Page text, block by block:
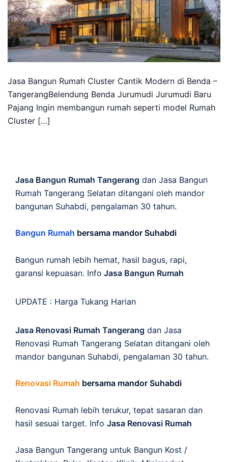
Jasa Bangun Rumah Cluster Cantik Modern di Benda –
TangerangBelendung Benda Jurumudi Jurumudi Baru
Pajang Ingin membangun rumah seperti model Rumah
Cluster […]
Jasa Bangun Rumah Tangerang dan Jasa Bangun
Rumah Tangerang Selatan ditangani oleh mandor
bangunan Suhabdi, pengalaman 30 tahun.
Bangun Rumah bersama mandor Suhabdi
Bangun rumah lebih hemat, hasil bagus, rapi,
garansi kepuasan. Info Jasa Bangun Rumah
UPDATE : Harga Tukang Harian
Jasa Renovasi Rumah Tangerang dan Jasa
Renovasi Rumah Tangerang Selatan ditangani oleh
mandor bangunan Suhabdi, pengalaman 30 tahun.
Renovasi Rumah bersama mandor Suhabdi
Renovasi Rumah lebih terukur, tepat sasaran dan
hasil sesuai target. Info Jasa Renovasi Rumah
Jasa Bangun Tangerang untuk Bangun Kost /